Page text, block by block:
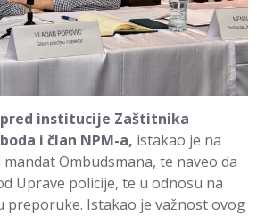
institucije Zaštitnika
i član NPM-a, istakao je na
Ombudsmana, te naveo da
Uprave policije, te u odnosu na
preporuke. Istakao je važnost ovog